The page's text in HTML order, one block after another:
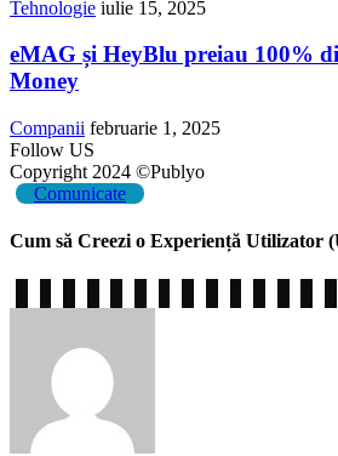
Tehnologie iulie 15, 2025
eMAG și HeyBlu preiau 100%
Money
Companii februarie 1, 2025
Follow US
Copyright 2024 ©Publyo
Comunicate
Cum să Creezi o Experiență Utilizator